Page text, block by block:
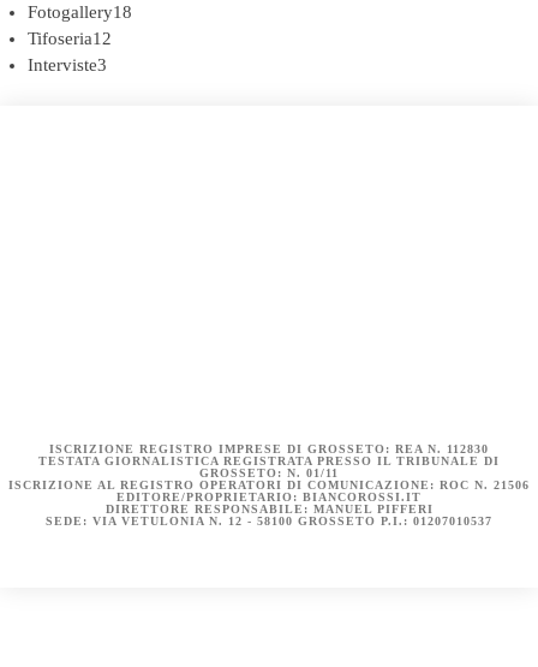
Fotogallery18
Tifoseria12
Interviste3
ISCRIZIONE REGISTRO IMPRESE DI GROSSETO: REA N. 112830
TESTATA GIORNALISTICA REGISTRATA PRESSO IL TRIBUNALE DI
GROSSETO: N. 01/11
ISCRIZIONE AL REGISTRO OPERATORI DI COMUNICAZIONE: ROC N. 21506
EDITORE/PROPRIETARIO: BIANCOROSSI.IT
DIRETTORE RESPONSABILE: MANUEL PIFFERI
SEDE: VIA VETULONIA N. 12 - 58100 GROSSETO P.I.: 01207010537